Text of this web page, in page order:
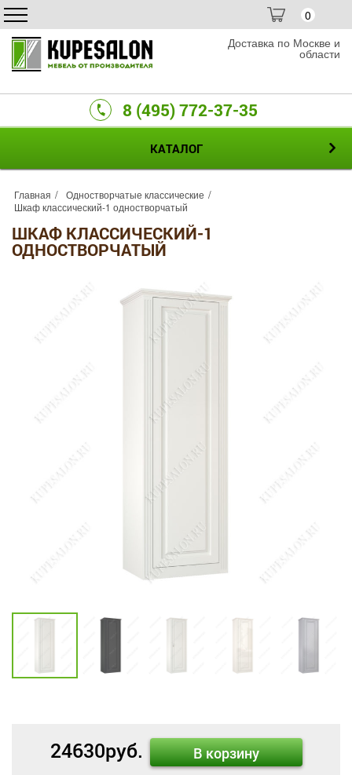
0
Доставка по Москве и
области
8 (495) 772-37-35
КАТАЛОГ
Главная
Одностворчатые классические
Шкаф классический-1 одностворчатый
ШКАФ КЛАССИЧЕСКИЙ-1
ОДНОСТВОРЧАТЫЙ
24630руб. В корзину